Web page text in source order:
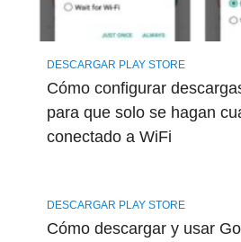
DESCARGAR PLAY STORE
Cómo configurar
para que solo se hagan
conectado a WiFi
DESCARGAR PLAY STORE
Cómo descargar y usar